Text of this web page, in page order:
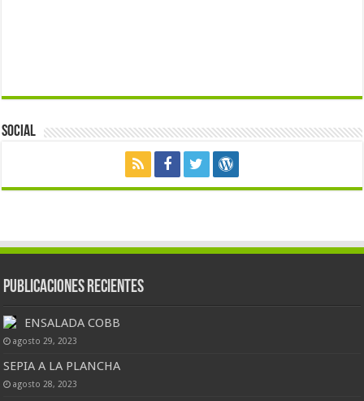
Social
Publicaciones Recientes
ENSALADA COBB
agosto 29, 2023
SEPIA A LA PLANCHA
agosto 28, 2023